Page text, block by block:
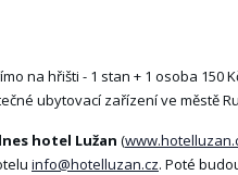
na hřišti - 1 stan + 1 osoba 150
ubytovací zařízení ve městě
hotel Lužan (
info@hotelluzan.cz. Poté